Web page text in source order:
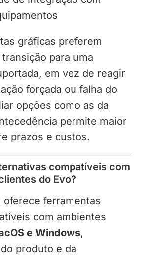
gráficas preferem
para uma
em vez de reagir
forçada ou falha do
opções como as da
permite maior
prazos e custos.
compatíveis com
do Evo?
oferece ferramentas
com ambientes
e Windows,
produto e da